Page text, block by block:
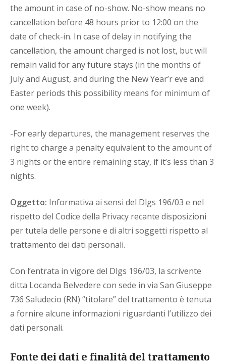
the amount in case of no-show. No-show means no
cancellation before 48 hours prior to 12:00 on the
date of check-in. In case of delay in notifying the
cancellation, the amount charged is not lost, but will
remain valid for any future stays (in the months of
July and August, and during the New Year’r eve and
Easter periods this possibility means for minimum of
one week).
-For early departures, the management reserves the
right to charge a penalty equivalent to the amount of
3 nights or the entire remaining stay, if it’s less than 3
nights.
Oggetto: Informativa ai sensi del Dlgs 196/03 e nel
rispetto del Codice della Privacy recante disposizioni
per tutela delle persone e di altri soggetti rispetto al
trattamento dei dati personali.
Con l’entrata in vigore del Dlgs 196/03, la scrivente
ditta Locanda Belvedere con sede in via San Giuseppe
736 Saludecio (RN) “titolare” del trattamento è tenuta
a fornire alcune informazioni riguardanti l’utilizzo dei
dati personali.
Fonte dei dati e finalità del trattamento